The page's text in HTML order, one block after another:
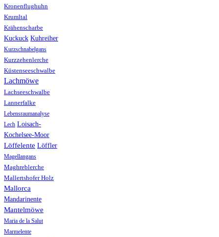
Kronenflughuhn
Krumltal
Krähenscharbe
Kuckuck Kuhreiher
Kurzschnabelgans
Kurzzehenlerche
Küstenseeschwalbe
Lachmöwe
Lachseeschwalbe
Lannerfalke
Lebensraumanalyse
Lech Loisach-
Kochelsee-Moor
Löffelente Löffler
Magellangans
Maghreblerche
Mallertshofer Holz
Mallorca
Mandarinente
Mantelmöwe
Maria de la Salut
Marmelente